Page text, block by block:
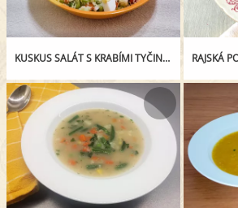
KUSKUS SALÁT S KRABÍMI TYČINKAMI A VEJCEM